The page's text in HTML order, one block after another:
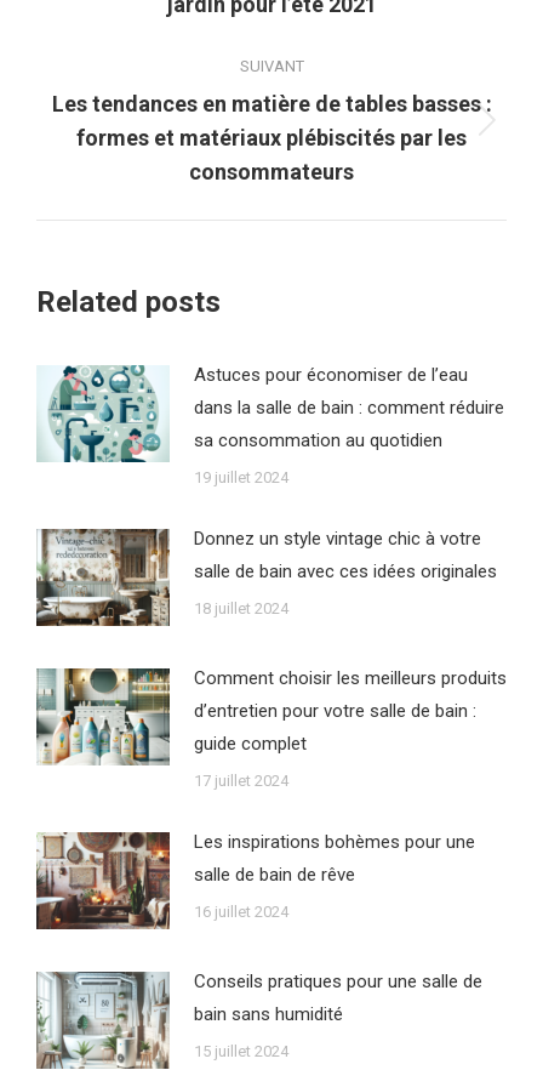
précédent
SUIVANT
Article
suivant
Les tendances en matière de tables basses :
formes et matériaux plébiscités par les
consommateurs
Related posts
Astuces pour économiser de l’eau
dans la salle de bain : comment réduire
sa consommation au quotidien
19 juillet 2024
Donnez un style vintage chic à votre
salle de bain avec ces idées originales
18 juillet 2024
Comment choisir les meilleurs produits
d’entretien pour votre salle de bain :
guide complet
17 juillet 2024
Les inspirations bohèmes pour une
salle de bain de rêve
16 juillet 2024
Conseils pratiques pour une salle de
bain sans humidité
15 juillet 2024